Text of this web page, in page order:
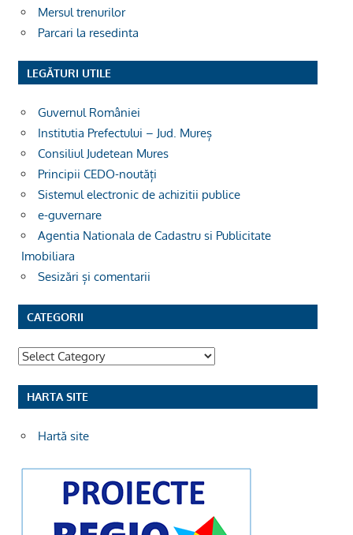
Mersul trenurilor
Parcari la resedinta
LEGĂTURI UTILE
Guvernul României
Institutia Prefectului – Jud. Mureș
Consiliul Judetean Mures
Principii CEDO-noutăți
Sistemul electronic de achizitii publice
e-guvernare
Agentia Nationala de Cadastru si Publicitate
Imobiliara
Sesizări și comentarii
CATEGORII
Categorii
HARTA SITE
Hartă site